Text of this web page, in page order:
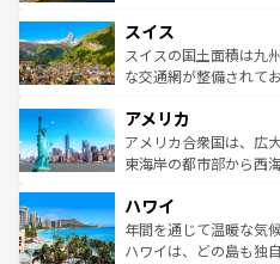
れる地方に足を運ぶと
きるだろう。
を参照してほしい。
は、お酒好きな人にはぜひ体
ドイツ情報はコンテン
リアごとに異なる魅力
ティー、ビール好きに
戦など、本場だからこ
ンツ一覧を参照してほし
スイス
スイスの国土面積は九
な交通網が整備されて
の建物がそのまま残る
博物館もあり、アルプ
ことができる。国民の
ば市内交通費無料で観光を
着のスイス情報はコン
アメリカ
アメリカ合衆国は、広
東海岸の都市部から西
のような巨大都市は、
ンメントが詰まった刺
西部には大自然が広が
ハワイ
年間を通じて温暖な気
ハワイは、どの島も独